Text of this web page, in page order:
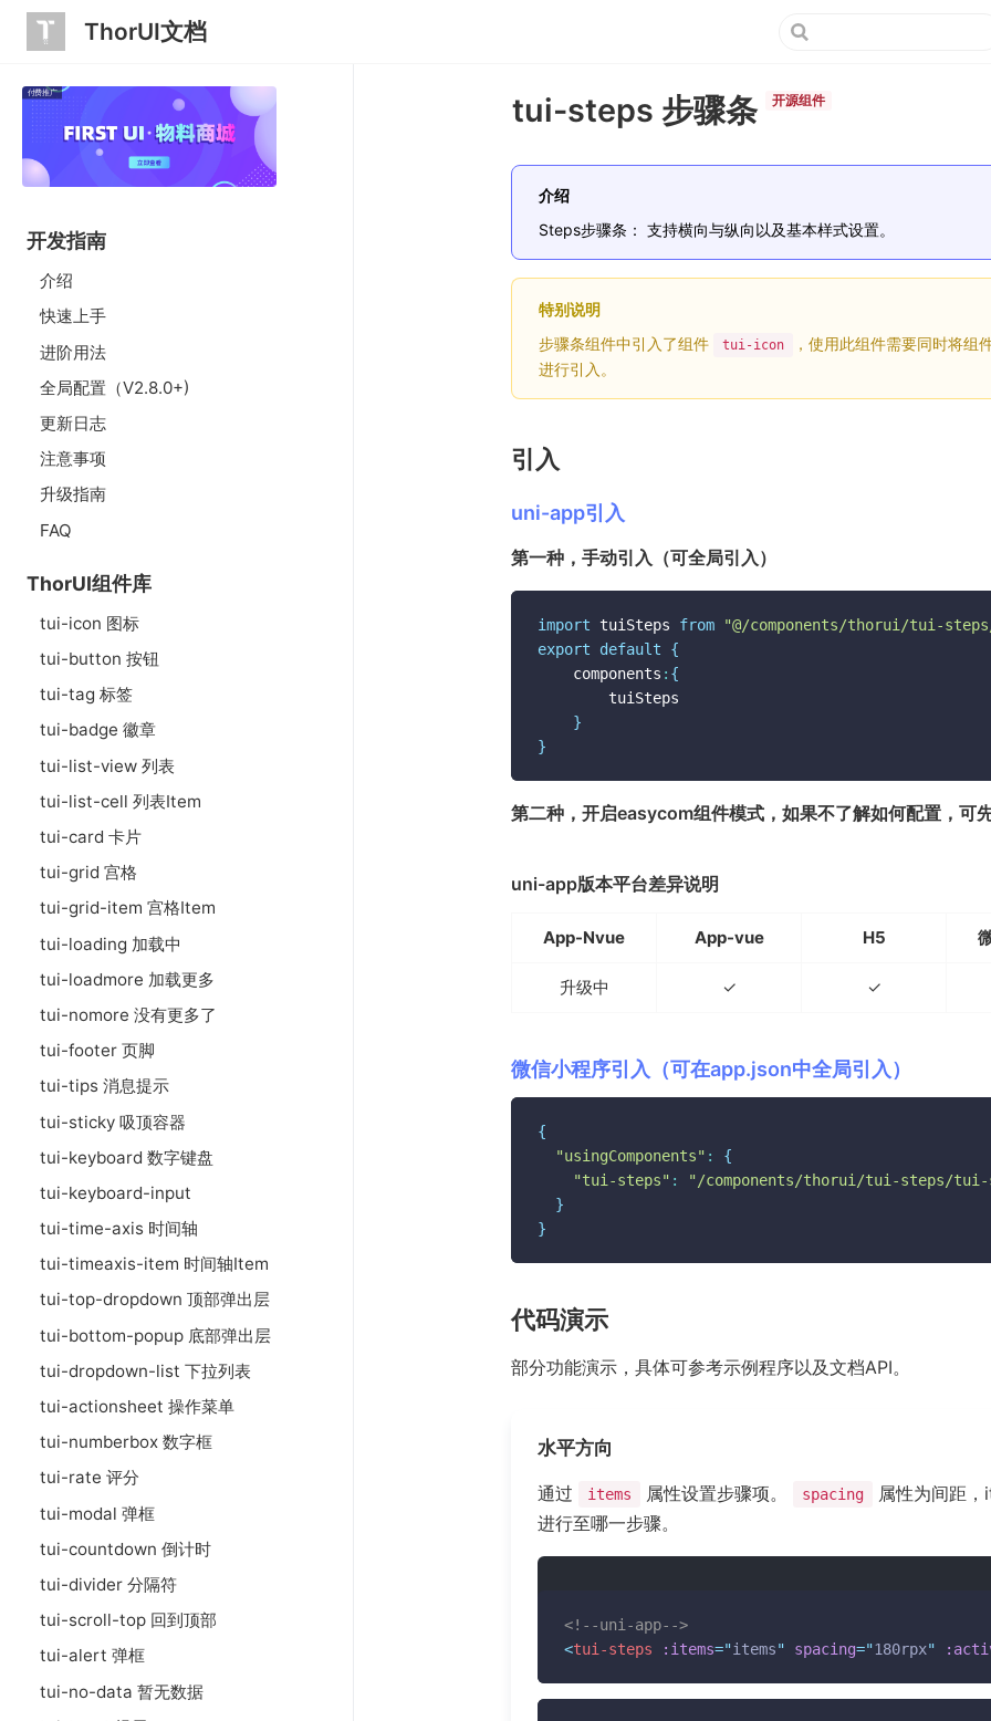
ThorUI文档
付费推广
开发指南
介绍
快速上手
进阶用法
全局配置（V2.8.0+)
更新日志
注意事项
升级指南
FAQ
ThorUI组件库
tui-icon 图标
tui-button 按钮
tui-tag 标签
tui-badge 徽章
tui-list-view 列表
tui-list-cell 列表Item
tui-card 卡片
tui-grid 宫格
tui-grid-item 宫格Item
tui-loading 加载中
tui-loadmore 加载更多
tui-nomore 没有更多了
tui-footer 页脚
tui-tips 消息提示
tui-sticky 吸顶容器
tui-keyboard 数字键盘
tui-keyboard-input
tui-time-axis 时间轴
tui-timeaxis-item 时间轴Item
tui-top-dropdown 顶部弹出层
tui-bottom-popup 底部弹出层
tui-dropdown-list 下拉列表
tui-actionsheet 操作菜单
tui-numberbox 数字框
tui-rate 评分
tui-modal 弹框
tui-countdown 倒计时
tui-divider 分隔符
tui-scroll-top 回到顶部
tui-alert 弹框
tui-no-data 暂无数据
tui-steps 步骤条 开源组件
介绍
Steps步骤条： 支持横向与纵向以及基本样式设置。
特别说明
步骤条组件中引入了组件
tui-icon ，使用此组件需要同时将组
进行引入。
引入
uni-app引入
第一种，手动引入（可全局引入）
import tuiSteps from
"@/components/thorui/tui-
export
default
{
	components
: {
}
}
第二种，开启easycom组件模式，如果不了解如何配置，可
uni-app版本平台差异说明
App-Nvue App-vue H5
升级中 ✓ ✓
微信小程序引入（可在app.json中全局引入）
{
"usingComponents" :
{
"tui-steps" :
"/components/thorui/tui-steps/tui-
}
}
代码演示
部分功能演示，具体可参考示例程序以及文档API。
水平方向
通过 items 属性设置步骤项。 spacing 属性为间距，
进行至哪一步骤。
<!--uni-app-->
<tui-steps :items="items" spacing="180rpx"